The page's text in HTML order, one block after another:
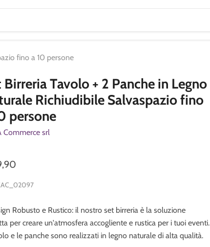
fino a 10 persone
Birreria Tavolo + 2 Panche in Legno
Richiudibile Salvaspazio fino
persone
Commerce srl
Robusto e Rustico: il nostro set birreria è la soluzione
per creare un'atmosfera accogliente e rustica per i tuoi eventi.
e le panche sono realizzati in legno naturale di alta qualità.